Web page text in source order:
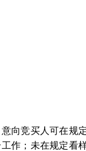
向竞买人可在规
作；未在规定看